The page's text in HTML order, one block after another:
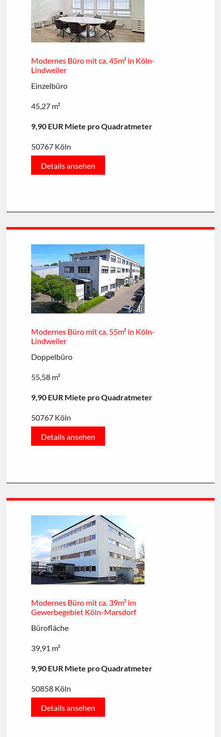
Modernes Büro mit ca. 45m² in Köln-
Lindweiler
Einzelbüro
45,27 m²
9,90 EUR Miete pro Quadratmeter
50767 Köln
Details ansehen
Modernes Büro mit ca. 55m² in Köln-
Lindweiler
Doppelbüro
55,58 m²
9,90 EUR Miete pro Quadratmeter
50767 Köln
Details ansehen
Modernes Büro mit ca. 39m² im
Gewerbegebiet Köln-Marsdorf
Bürofläche
39,91 m²
9,90 EUR Miete pro Quadratmeter
50858 Köln
Details ansehen